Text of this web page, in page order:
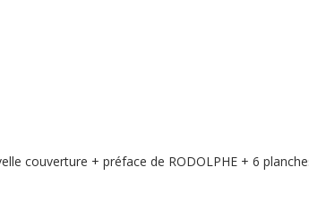
couverture + préface de RODOLPHE + 6